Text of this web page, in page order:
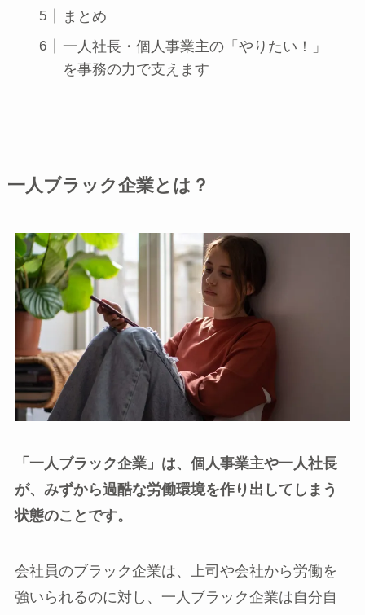
まとめ
一人社長・個人事業主の「やりたい！」
を事務の力で支えます
一人ブラック企業とは？
「一人ブラック企業」は、個人事業主や一人社長
が、みずから過酷な労働環境を作り出してしまう
状態のことです。
会社員のブラック企業は、上司や会社から労働を
強いられるのに対し、一人ブラック企業は自分自